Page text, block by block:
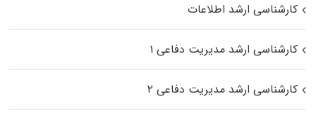
کارشناسی ارشد اطلاعات
کارشناسی ارشد مدیریت دفاعی ۱
کارشناسی ارشد مدیریت دفاعی ۲